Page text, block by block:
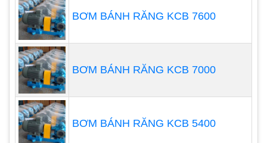
này rất quan trọng trong các ứng dụng sản
xuất dược phẩm, thực phẩm,..
Cấu tạo của bơm định lượng
BƠM BÁNH RĂNG KCB 7600
BƠM BÁNH RĂNG KCB 7000
BƠM BÁNH RĂNG KCB 5400